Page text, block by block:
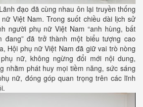
đạo đã cùng nhau ôn lại truyền thống
Việt Nam. Trong suốt chiều dài lịch sử
người phụ nữ Việt Nam “anh hùng, bất
đang” đã trở thành một biểu tượng cao
Hội phụ nữ Việt Nam đã giữ vai trò nòng
nữ, không ngừng đổi mới nội dung,
nhằm phát huy mọi tiềm năng, sức sáng
nữ, đóng góp quan trọng trên các lĩnh